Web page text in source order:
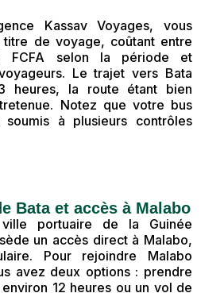
Kassav Voyages, vous
de voyage, coûtant entre
selon la période et
Le trajet vers Bata
heures, la route étant bien
Notez que votre bus
soumis à plusieurs contrôles
Bata et accès à Malabo
portuaire de la Guinée
un accès direct à Malabo,
Pour rejoindre Malabo
avez deux options : prendre
12 heures ou un vol de